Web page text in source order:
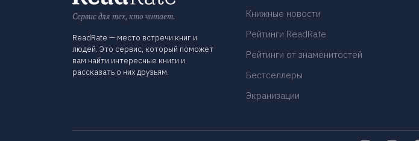
Сервис для тех, кто читает.
ReadRate — место встречи книг и
людей. Это сервис, который поможет
вам найти интересные книги и
рассказать о них друзьям.
Книжные новости
Рейтинги ReadRate
Рейтинги от знаменитостей
Бестселлеры
Экранизации